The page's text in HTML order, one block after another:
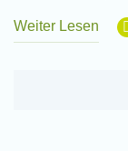
Weiter Lesen